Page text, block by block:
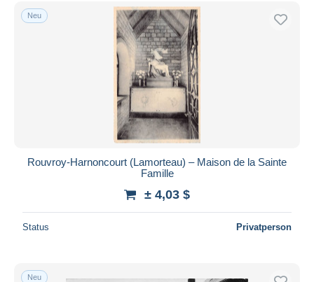
Kostenloser Versand
Zahlungsmethoden
Banküberweisung
Mastercard
Bancontact
Gesamte Auswahl aufheben
Wohnsitz des Verkäufers
Neu
Rouvroy-Harnoncourt (Lamorteau) – Maison de la Sainte
Famille
± 4,03 $
Status Privatperson
Neu